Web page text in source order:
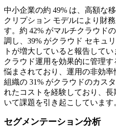
中小企業の約 49% は、高額な
クリプション モデルにより財
す。約 42% がマルチクラウド
調し、39% がクラウド セキュ
トが増大していると報告してい
クラウド運用を効果的に管理
悩まされており、運用の非効率
組織の 31% がクラウドのカス
れたコストを経験しており、
いて課題を引き起こしています
セグメンテーション分析